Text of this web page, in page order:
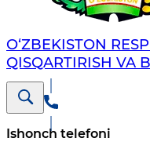
O‘ZBEKISTON
QISQARTIRISH VA
Ishonch telefoni